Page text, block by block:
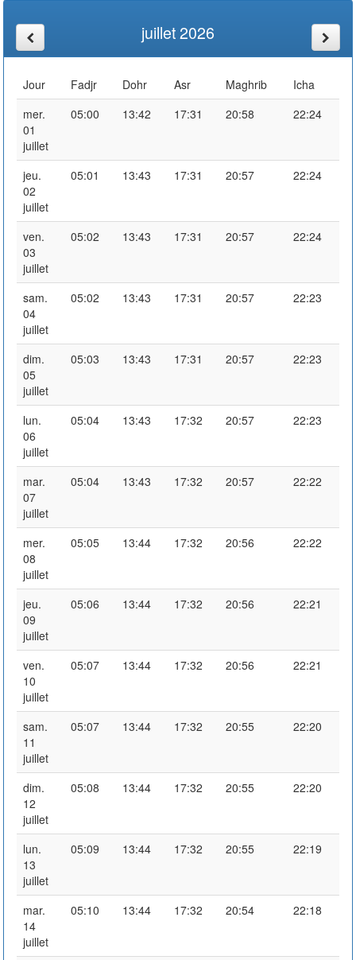
juillet 2026
Jour Fadjr Dohr Asr Maghrib
Icha
mer.
01
juillet
05:00 13:42 17:31 20:58 22:24
jeu.
02
juillet
05:01 13:43 17:31 20:57 22:24
ven.
03
juillet
05:02 13:43 17:31 20:57 22:24
sam.
04
juillet
05:02 13:43 17:31 20:57 22:23
dim.
05
juillet
05:03 13:43 17:31 20:57 22:23
lun.
06
juillet
05:04 13:43 17:32 20:57 22:23
mar.
07
juillet
05:04 13:43 17:32 20:57 22:22
mer.
08
juillet
05:05 13:44 17:32 20:56 22:22
jeu.
09
juillet
05:06 13:44 17:32 20:56 22:21
ven.
10
juillet
05:07 13:44 17:32 20:56 22:21
sam.
11
juillet
05:07 13:44 17:32 20:55 22:20
dim.
12
juillet
05:08 13:44 17:32 20:55 22:20
lun.
13
juillet
05:09 13:44 17:32 20:55 22:19
mar.
14
juillet
05:10 13:44 17:32 20:54 22:18